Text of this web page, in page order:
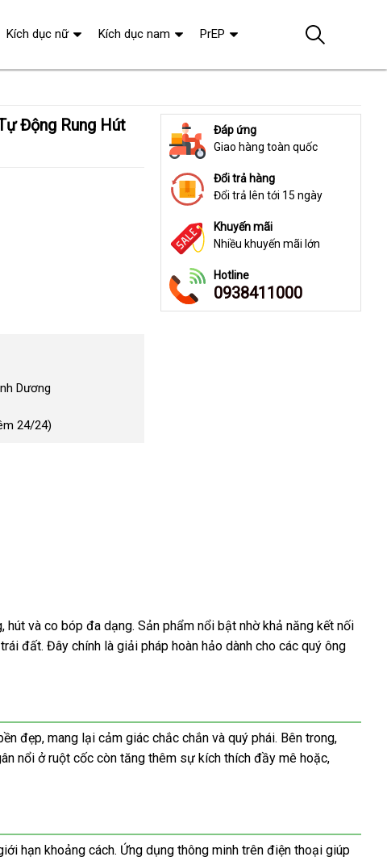
Dương
24/24)
Đáp ứng
Giao hàng toàn quốc
Đổi trả hàng
Đổi trả lên tới 15 ngày
Khuyến mãi
Nhiều khuyến mãi lớn
Hotline
0938411000
và co bóp đa dạng. Sản phẩm nổi bật nhờ khả năng kết nối
đất. Đây chính là giải pháp hoàn hảo dành cho các quý ông
đẹp, mang lại cảm giác chắc chắn và quý phái. Bên trong,
nổi ở ruột cốc còn tăng thêm sự kích thích đầy mê hoặc,
hạn khoảng cách. Ứng dụng thông minh trên điện thoại giúp
Kích dục nữ Kích dục nam PrEP